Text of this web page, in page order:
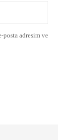
posta adresim ve